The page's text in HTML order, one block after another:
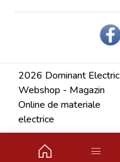
2026 Dominant Electric
Webshop - Magazin
Online de materiale
electrice